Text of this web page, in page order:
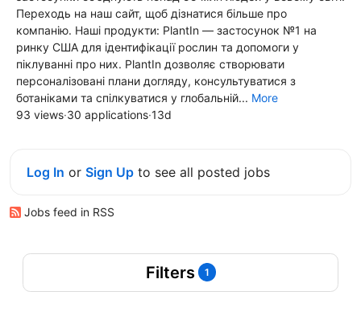
Переходь на наш сайт, щоб дізнатися більше про
компанію. Наші продукти: PlantIn — застосунок №1 на
ринку США для ідентифікації рослин та допомоги у
піклуванні про них. PlantIn дозволяє створювати
персоналізовані плани догляду, консультуватися з
ботаніками та спілкуватися у глобальній... More
93 views·30 applications·13d
Log In or Sign Up to see all posted jobs
Jobs feed in RSS
Filters 1